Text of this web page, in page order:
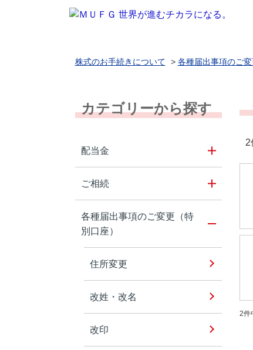
株式のお手続きについて > 各種届出事項のご変
カテゴリーから探す
配当金
ご相続
各種届出事項のご変更（特
別口座）
住所変更
改姓・改名
改印
2
2件